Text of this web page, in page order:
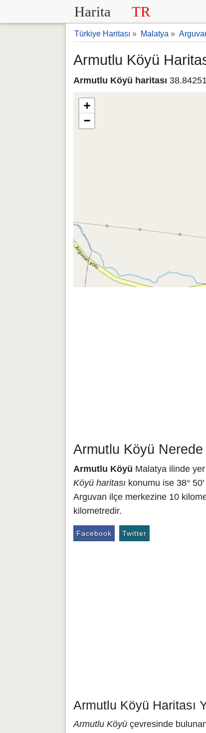
Harita TR
Türkiye Haritası » Malatya »
Armutlu Köyü
Armutlu Köyü haritası
+
−
Armutlu Köyü
Armutlu Köyü Malatya ilinde
Köyü haritası konumu ise 38°
Arguvan ilçe merkezine 10
kilometredir.
Facebook Twitter
Armutlu Köyü Haritası
Armutlu Köyü çevresinde